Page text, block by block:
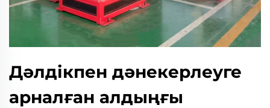
Дәлдікпен дәнекерлеуге
арналған алдыңғы